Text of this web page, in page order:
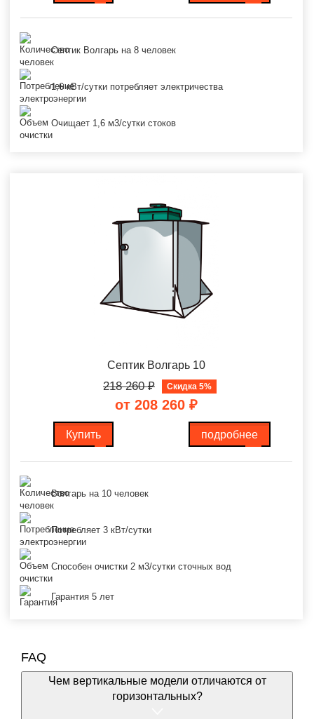
Септик Волгарь на 8 человек
1,6 кВт/сутки потребляет электричества
Очищает 1,6 м3/сутки стоков
Септик Волгарь 10
218 260₽ Скидка 5%
от 208 260 ₽
Купить подробнее
Волгарь на 10 человек
Потребляет 3 кВт/сутки
Способен очистки 2 м3/сутки сточных вод
Гарантия 5 лет
FAQ
Чем вертикальные модели отличаются от
горизонтальных?